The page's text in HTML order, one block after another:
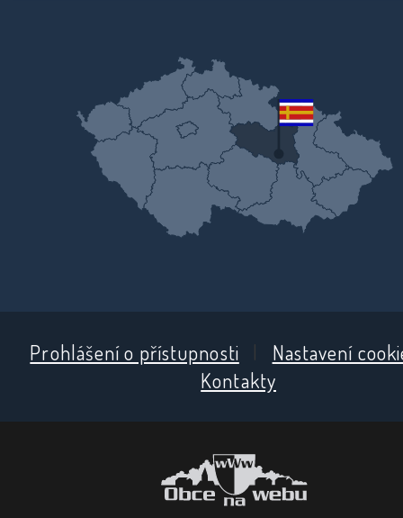
Prohlášení o přístupnosti | Nastavení
Kontakty